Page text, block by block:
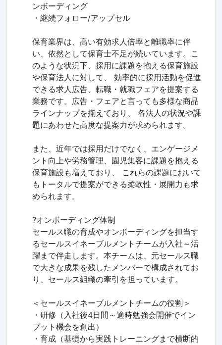
ンボーディング
・継続フォロー/アップセル
保育業界は、高い有効求人倍率と離職率に伴
い、依然として保育士不足が続いています。こ
のような状況下、採用に課題を抱える保育施設
や保育法人に対して、 効率的に採用活動を促進
できる求人広告、転職・就職フェアを提案する
業務です。広告・フェアと言っても多様な商品
ラインナップを揃えており、 各法人の状況や課
題にあわせた高度な提案力が求められます。
また、近年では採用だけでなく、エンゲージメ
ント向上や労務管理、園児集客に課題を抱える
保育施設も増えており、 これらの課題において
もトータルで提案ができる柔軟性・展開力も求
められます。
?オンボーディング体制
セールス職の育成やオンボーディングを担当す
るセールスイネーブルメントチームが入社～活
躍まで伴走します。本チームは、元セールス職
で大きな成果を残したメンバーで構成されてお
り、セールス組織の牽引を担っています。
＜セールスイネーブルメントチームの役割＞
・研修（入社後4日間～適時勉強会開催でイン
プット機会を創出）
・育成（基礎から実践トレーニングまで横断的